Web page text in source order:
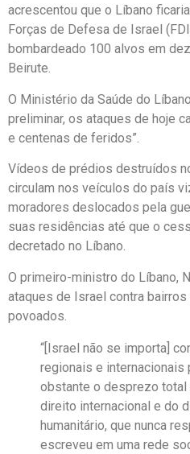
acrescentou que o Líbano
Forças de Defesa de Israel
bombardeado 100 alvos em
Beirute.
O Ministério da Saúde do
preliminar, os ataques de hoje
e centenas de feridos”.
Vídeos de prédios destruídos
circulam nos veículos do país
moradores deslocados pela
suas residências até que o
decretado no Líbano.
O primeiro-ministro do Líbano,
ataques de Israel contra
povoados.
“[Israel não se importa]
regionais e internacionais
obstante o desprezo
direito internacional e do
humanitário, que nunca
escreveu em uma rede